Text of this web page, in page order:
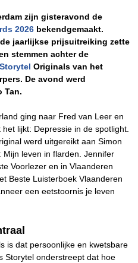
zijn gisteravond de
2026 bekendgemaakt.
jaarlijkse prijsuitreiking zette
stemmen achter de
Storytel Originals van het
De avond werd
Tan.
ging naar Fred van Leer en
lijkt: Depressie in de spotlight.
werd uitgereikt aan Simon
Mijn leven in flarden. Jennifer
Voorlezer en in Vlaanderen
Beste Luisterboek Vlaanderen
een eetstoornis je leven
is dat persoonlijke en kwetsbare
Storytel onderstreept dat hoe